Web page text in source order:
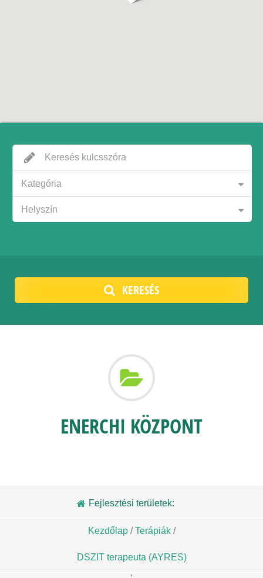
Kategória
Helyszín
KERESÉS
ENERCHI KÖZPONT
Fejlesztési területek:
Kezdőlap / Terápiák /
DSZIT terapeuta (AYRES)
,